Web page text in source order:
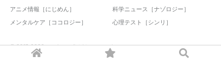
アニメ情報［にじめん］
科学ニュース［ナゾロジー］
メンタルケア［ココロジー］
心理テスト［シンリ］
© 2017-2026 nazology. all rights reserved.